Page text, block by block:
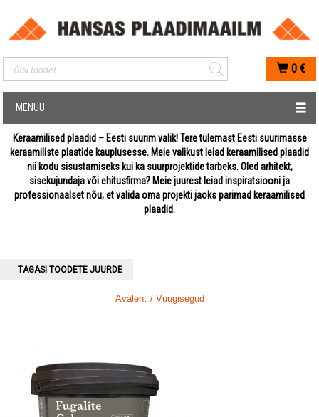
Mobiilis otsimise sisestus
0 €
MENÜÜ
Keraamilised plaadid – Eesti suurim valik! Tere tulemast Eesti suurimasse
keraamiliste plaatide kauplusesse. Meie valikust leiad keraamilised plaadid
nii kodu sisustamiseks kui ka suurprojektide tarbeks. Oled arhitekt,
sisekujundaja või ehitusfirma? Meie juurest leiad inspiratsiooni ja
professionaalset nõu, et valida oma projekti jaoks parimad keraamilised
plaadid.
TAGASI TOODETE JUURDE
Avaleht / Vuugisegud